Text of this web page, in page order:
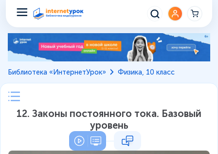
Библиотека «ИнтернетУрок» Физика, 10 класс
12. Законы постоянного тока. Базовый
уровень